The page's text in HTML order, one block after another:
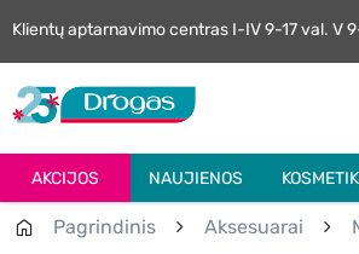
Klientų aptarnavimo centras I-IV 9-17 val. V
AKCIJOS NAUJIENOS
Pagrindinis Aksesuarai